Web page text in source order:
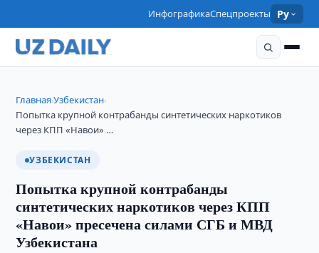
ИнфографикаСпецпроекты Ру
Главная›Узбекистан›
Попытка крупной контрабанды синтетических наркотиков
через КПП «Навои» …
УЗБЕКИСТАН
Попытка крупной контрабанды
синтетических наркотиков через КПП
«Навои» пресечена силами СГБ и МВД
Узбекистана